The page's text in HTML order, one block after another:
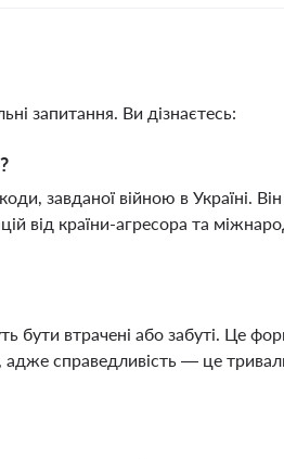
запитання. Ви дізнаєтесь:
завданої війною в Україні.
від країни-агресора та
бути втрачені або забуті. Це
справедливість — це